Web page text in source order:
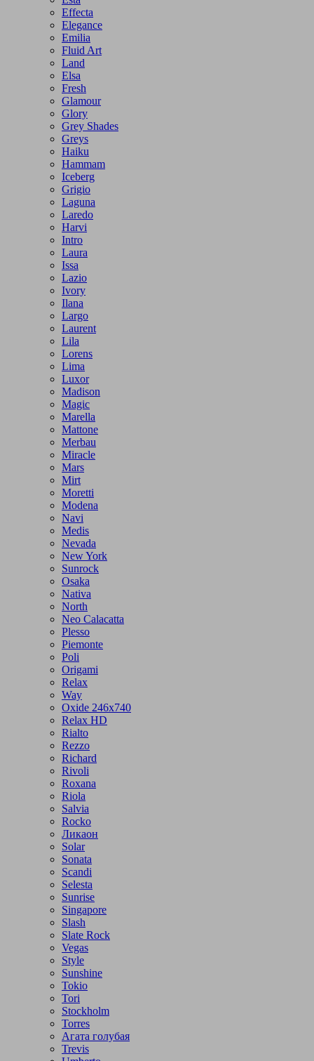
Effecta
Elegance
Emilia
Fluid Art
Land
Elsa
Fresh
Glamour
Glory
Grey Shades
Greys
Haiku
Hammam
Iceberg
Grigio
Laguna
Laredo
Harvi
Intro
Laura
Issa
Lazio
Ivory
Ilana
Largo
Laurent
Lila
Lorens
Lima
Luxor
Madison
Magic
Marella
Mattone
Merbau
Miracle
Mars
Mirt
Moretti
Modena
Navi
Medis
Nevada
New York
Sunrock
Osaka
Nativa
North
Neo Calacatta
Plesso
Piemonte
Poli
Origami
Relax
Way
Oxide 246x740
Relax HD
Rialto
Rezzo
Richard
Rivoli
Roxana
Riola
Salvia
Rocko
Ликаон
Solar
Sonata
Scandi
Selesta
Sunrise
Singapore
Slash
Slate Rock
Vegas
Style
Sunshine
Tokio
Tori
Stockholm
Torres
Агата голубая
Trevis